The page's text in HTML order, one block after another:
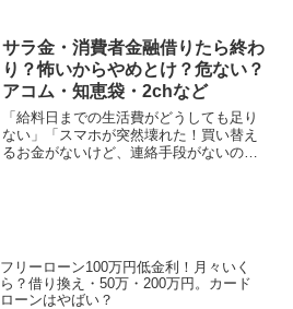
ない場合みんなはどうしているのか…入
院している間の収入減少も気...
サラ金・消費者金融借りたら終わ
り？怖いからやめとけ？危ない？
アコム・知恵袋・2chなど
「給料日までの生活費がどうしても足り
ない」「スマホが突然壊れた！買い替え
るお金がないけど、連絡手段がないのは
フリーローン100万円低金利！月々いく
ら？借り換え・50万・200万円。カード
ローンはやばい？